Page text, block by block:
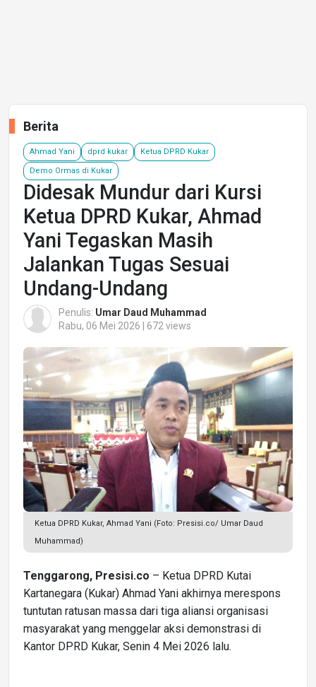
Berita
Ahmad Yani dprd kukar Ketua DPRD Kukar
Demo Ormas di Kukar
Didesak Mundur dari Kursi
Ketua DPRD Kukar, Ahmad
Yani Tegaskan Masih
Jalankan Tugas Sesuai
Undang-Undang
Penulis: Umar Daud Muhammad
Rabu, 06 Mei 2026 | 672 views
Ketua DPRD Kukar, Ahmad Yani (Foto: Presisi.co/ Umar Daud
Muhammad)
Tenggarong, Presisi.co – Ketua DPRD Kutai
Kartanegara (Kukar) Ahmad Yani akhirnya merespons
tuntutan ratusan massa dari tiga aliansi organisasi
masyarakat yang menggelar aksi demonstrasi di
Kantor DPRD Kukar, Senin 4 Mei 2026 lalu.